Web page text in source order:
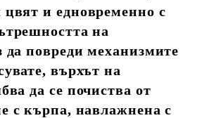
и едновременно с
на
да повреди механизмите
върхът на
да се почиства от
с кърпа, навлажнена с